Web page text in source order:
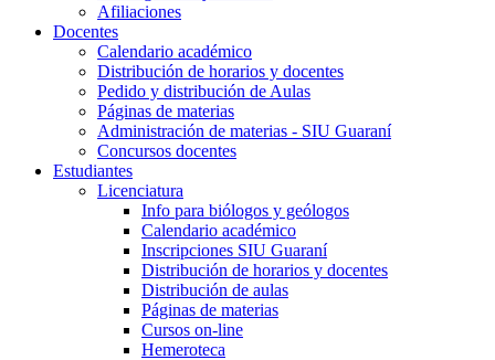
Afiliaciones
Docentes
Calendario académico
Distribución de horarios y docentes
Pedido y distribución de Aulas
Páginas de materias
Administración de materias - SIU Guaraní
Concursos docentes
Estudiantes
Licenciatura
Info para biólogos y geólogos
Calendario académico
Inscripciones SIU Guaraní
Distribución de horarios y docentes
Distribución de aulas
Páginas de materias
Cursos on-line
Hemeroteca